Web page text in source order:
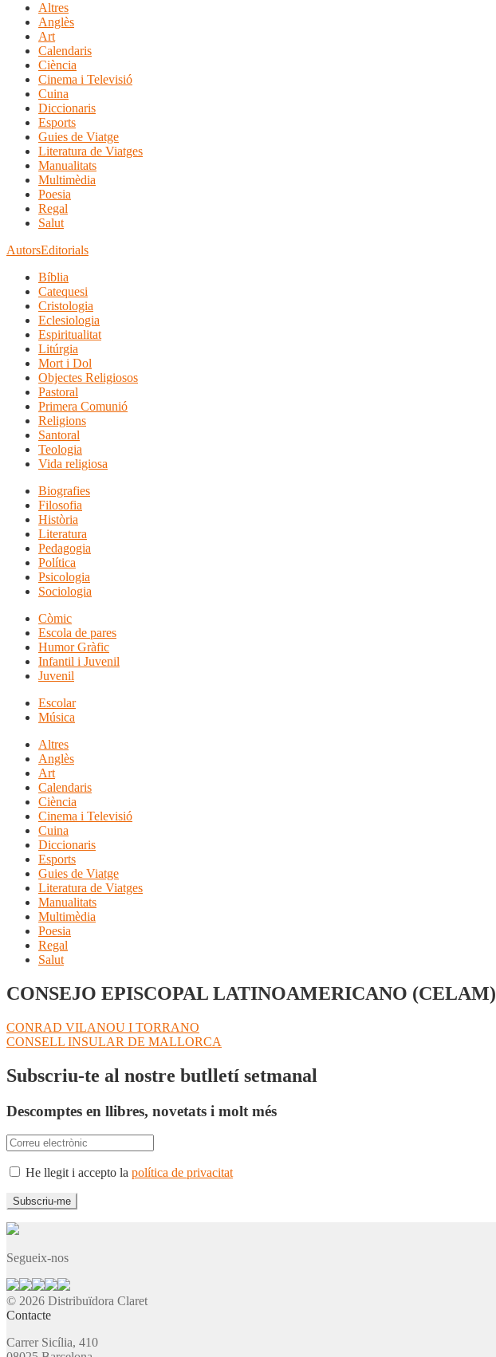
Altres
Anglès
Art
Calendaris
Ciència
Cinema i Televisió
Cuina
Diccionaris
Esports
Guies de Viatge
Literatura de Viatges
Manualitats
Multimèdia
Poesia
Regal
Salut
AutorsEditorials
Bíblia
Catequesi
Cristologia
Eclesiologia
Espiritualitat
Litúrgia
Mort i Dol
Objectes Religiosos
Pastoral
Primera Comunió
Religions
Santoral
Teologia
Vida religiosa
Biografies
Filosofia
Història
Literatura
Pedagogia
Política
Psicologia
Sociologia
Còmic
Escola de pares
Humor Gràfic
Infantil i Juvenil
Juvenil
Escolar
Música
Altres
Anglès
Art
Calendaris
Ciència
Cinema i Televisió
Cuina
Diccionaris
Esports
Guies de Viatge
Literatura de Viatges
Manualitats
Multimèdia
Poesia
Regal
Salut
CONSEJO EPISCOPAL LATINOAMERICANO (CELAM)
Navegació
d'entrades
Entrada
anterior:
CONRAD VILANOU I TORRANO
Pròxima
CONSELL INSULAR DE MALLORCA
Subscriu-te al nostre butlletí setmanal
Descomptes en llibres, novetats i molt més
He llegit i accepto la política de privacitat
Segueix-nos
© 2026 Distribuïdora Claret
Contacte
Carrer Sicília, 410